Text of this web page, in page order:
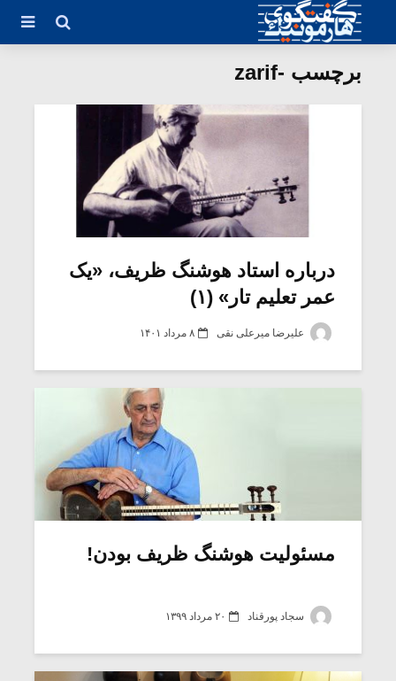
برچسب -zarif
درباره استاد هوشنگ ظریف، «یک
عمر تعلیم تار» (۱)
علیرضا میرعلی نقی ۸ مرداد ۱۴۰۱
مسئولیت هوشنگ ظریف بودن!
سجاد پورقناد ۲۰ مرداد ۱۳۹۹